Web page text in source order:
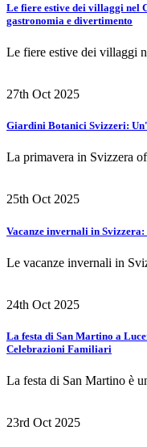
Le fiere estive dei villaggi nel
gastronomia e divertimento
Le fiere estive dei villaggi
27th Oct 2025
Giardini Botanici Svizzeri:
La primavera in Svizzera
25th Oct 2025
Vacanze invernali in
Le vacanze invernali in
24th Oct 2025
La festa di San Martino a
Celebrazioni Familiari
La festa di San Martino è
23rd Oct 2025